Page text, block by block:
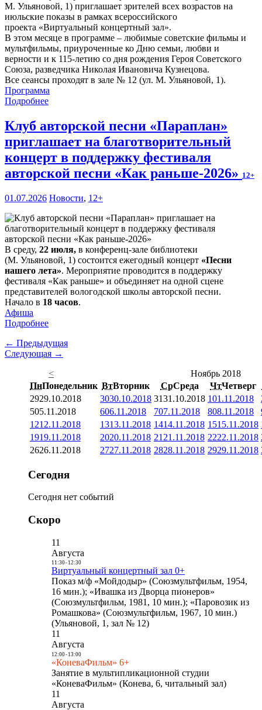
М. Ульяновой, 1) приглашает зрителей всех возрастов на
июльские показы в рамках всероссийского
проекта «Виртуальный концертный зал».
В этом месяце в программе – любимые советские фильмы и
мультфильмы, приуроченные ко Дню семьи, любви и
верности и к 115-летию со дня рождения Героя Советского
Союза, разведчика Николая Ивановича Кузнецова.
Все сеансы проходят в зале № 12 (ул. М. Ульяновой, 1).
Программа
Подробнее
Клуб авторской песни «Параплан»
приглашает на благотворительный
концерт в поддержку фестиваля
авторской песни «Как раньше-2026» 12+
01.07.2026 Новости, 12+
В среду, 22 июля, в конференц-зале библиотеки
(М. Ульяновой, 1) состоится ежегодный концерт «Песни
нашего лета». Мероприятие проводится в поддержку
фестиваля «Как раньше» и объединяет на одной сцене
представителей вологодской школы авторской песни.
Начало в 18 часов.
Афиша
Подробнее
← Предыдущая
Следующая →
<
Ноябрь 2018
ПнПонедельник ВтВторник СрСреда ЧтЧетверг
2929.10.2018 3030.10.2018 3131.10.2018 101.11.2018
505.11.2018 606.11.2018 707.11.2018 808.11.2018
1212.11.2018 1313.11.2018 1414.11.2018 1515.11.2018
1919.11.2018 2020.11.2018 21 21.11.2018 2222.11.2018
2626.11.2018 2727.11.2018 2828.11.2018 2929.11.2018
Сегодня
Сегодня нет событий
Скоро
11
Августа
11:30- 12:30
Виртуальный концертный зал 0+
Показ м/ф «Мойдодыр» (Союзмультфильм, 1954,
16 мин.); «Ивашка из Дворца пионеров»
(Союзмультфильм, 1981, 10 мин.); «Паровозик из
Ромашкова» (Союзмультфильм, 1967, 10 мин.)
(Ульяновой, 1, зал № 12)
11
Августа
12:00- 13:00
«КоневаФильм» 6+
Занятие в мультипликационной студии
«КоневаФильм» (Конева, 6, читальный зал)
11
Августа